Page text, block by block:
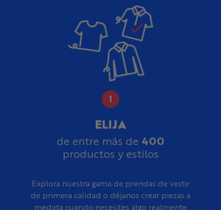
ELIJA
de entre más de 400
productos y estilos
Explora nuestra gama de prendas de vestir
de primera calidad o déjanos crear piezas a
medida cuando necesites algo realmente